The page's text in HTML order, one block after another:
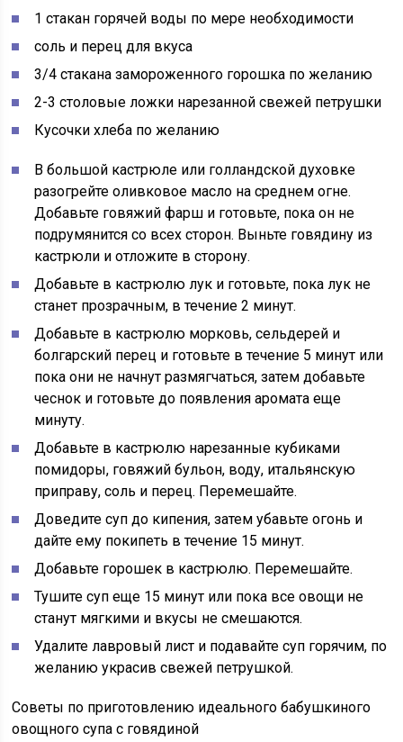
1 стакан горячей воды по мере необходимости
соль и перец для вкуса
3/4 стакана замороженного горошка по желанию
2-3 столовые ложки нарезанной свежей петрушки
Кусочки хлеба по желанию
В большой кастрюле или голландской духовке
разогрейте оливковое масло на среднем огне.
Добавьте говяжий фарш и готовьте, пока он не
подрумянится со всех сторон. Выньте говядину из
кастрюли и отложите в сторону.
Добавьте в кастрюлю лук и готовьте, пока лук не
станет прозрачным, в течение 2 минут.
Добавьте в кастрюлю морковь, сельдерей и
болгарский перец и готовьте в течение 5 минут или
пока они не начнут размягчаться, затем добавьте
чеснок и готовьте до появления аромата еще
минуту.
Добавьте в кастрюлю нарезанные кубиками
помидоры, говяжий бульон, воду, итальянскую
приправу, соль и перец. Перемешайте.
Доведите суп до кипения, затем убавьте огонь и
дайте ему покипеть в течение 15 минут.
Добавьте горошек в кастрюлю. Перемешайте.
Тушите суп еще 15 минут или пока все овощи не
станут мягкими и вкусы не смешаются.
Удалите лавровый лист и подавайте суп горячим, по
желанию украсив свежей петрушкой.
Советы по приготовлению идеального бабушкиного
овощного супа с говядиной